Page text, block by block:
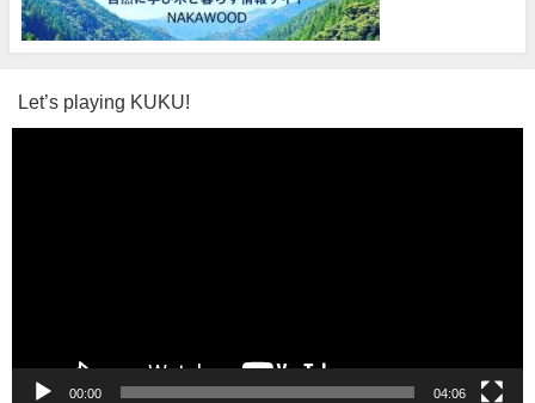
Let’s playing KUKU!
00:00 04:06